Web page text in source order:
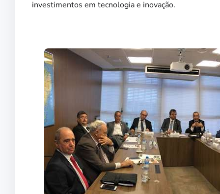
investimentos em tecnologia e inovação.